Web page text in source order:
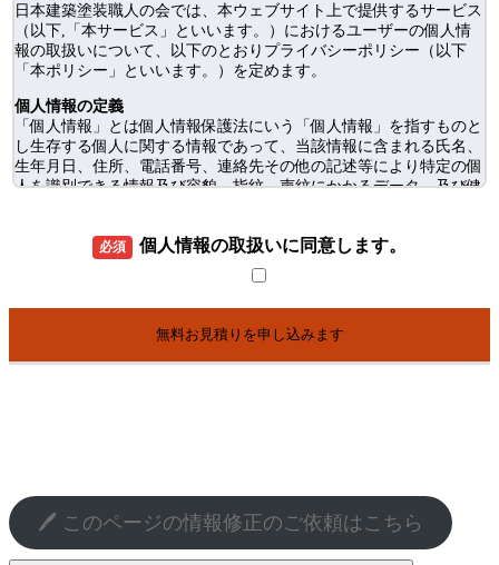
日本建築塗装職人の会では、本ウェブサイト上で提供するサービス
（以下,「本サービス」といいます。）におけるユーザーの個人情
報の取扱いについて、以下のとおりプライバシーポリシー（以下
「本ポリシー」といいます。）を定めます。
個人情報の定義
「個人情報」とは個人情報保護法にいう「個人情報」を指すものと
し生存する個人に関する情報であって、当該情報に含まれる氏名、
生年月日、住所、電話番号、連絡先その他の記述等により特定の個
人を識別できる情報及び容貌、指紋、声紋にかかるデータ、及び健
個人情報の取得方法
当サイトはユーザーが利用登録をする際に氏名、メールアドレス、
情報を含む取引記録や決済に関する情報を、本サービスの提携先
（情報提供元、広告主、広告配信先などを含みます。以下｢提携先｣
②ユーザーからのお問い合わせに回答するため（本人確認を行うこ
とを含む）
③ユーザーが利用中のサービスの新機能、更新情報、キャンペーン
等及び青木経営が提供する他のサービスの案内のメールを送付する
必須 個人情報の取扱いに同意します。
🖊️ このページの情報修正のご依頼はこちら